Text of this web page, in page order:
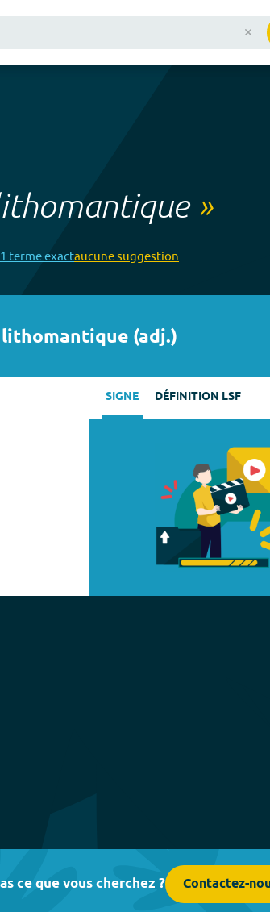
»
1 termeexactaucunesuggestion
lithomantique (adj.)
SIGNE DÉFINITION LSF
ce que vous cherchez ? Contactez-